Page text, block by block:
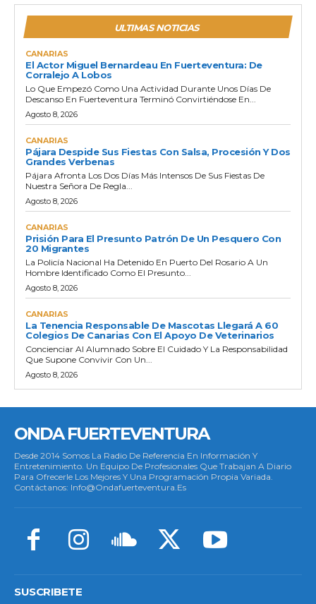
ULTIMAS NOTICIAS
CANARIAS
El Actor Miguel Bernardeau En Fuerteventura: De
Corralejo A Lobos
Lo Que Empezó Como Una Actividad Durante Unos Días De
Descanso En Fuerteventura Terminó Convirtiéndose En...
Agosto 8, 2026
CANARIAS
Pájara Despide Sus Fiestas Con Salsa, Procesión Y Dos
Grandes Verbenas
Pájara Afronta Los Dos Días Más Intensos De Sus Fiestas De
Nuestra Señora De Regla...
Agosto 8, 2026
CANARIAS
Prisión Para El Presunto Patrón De Un Pesquero Con
20 Migrantes
La Policía Nacional Ha Detenido En Puerto Del Rosario A Un
Hombre Identificado Como El Presunto...
Agosto 8, 2026
CANARIAS
La Tenencia Responsable De Mascotas Llegará A 60
Colegios De Canarias Con El Apoyo De Veterinarios
Concienciar Al Alumnado Sobre El Cuidado Y La Responsabilidad
Que Supone Convivir Con Un...
Agosto 8, 2026
ONDA FUERTEVENTURA
Desde 2014 Somos La Radio De Referencia En Información Y
Entretenimiento. Un Equipo De Profesionales Que Trabajan A Diario
Para Ofrecerle Los Mejores Y Una Programación Propia Variada.
Contáctanos: Info@ondafuerteventura.es
SUSCRIBETE